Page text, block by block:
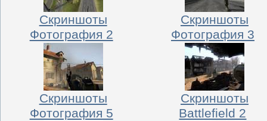
Скриншоты
Скриншоты
Фотография 2
Скриншоты
Фотография 3
Скриншоты
Фотография 5
Battlefield 2